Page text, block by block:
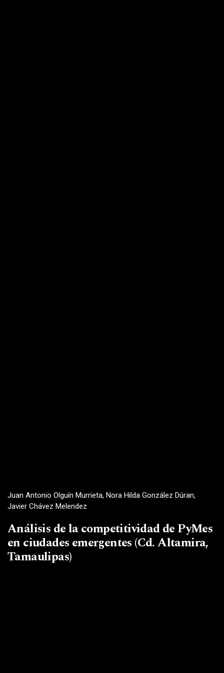
Juan Antonio Olguín Murrieta, Nora Hilda González Dúran,
Javier Chávez Melendez
Análisis de la competitividad de PyMes
en ciudades emergentes (Cd. Altamira,
Tamaulipas)